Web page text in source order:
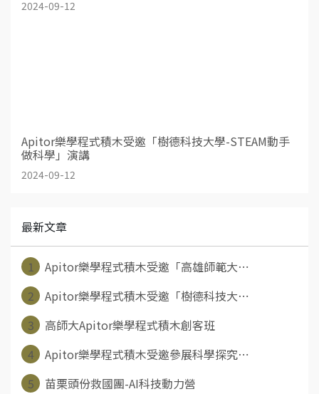
2024-09-12
Apitor樂學程式積木受邀「樹德科技大學-STEAM動手
做科學」演講
2024-09-12
最新文章
1
Apitor樂學程式積木受邀「高雄師範大⋯
2
Apitor樂學程式積木受邀「樹德科技大⋯
3
高師大Apitor樂學程式積木創客班
4
Apitor樂學程式積木受邀參展科學探究⋯
5
苗栗頭份救國團-AI科技動力營